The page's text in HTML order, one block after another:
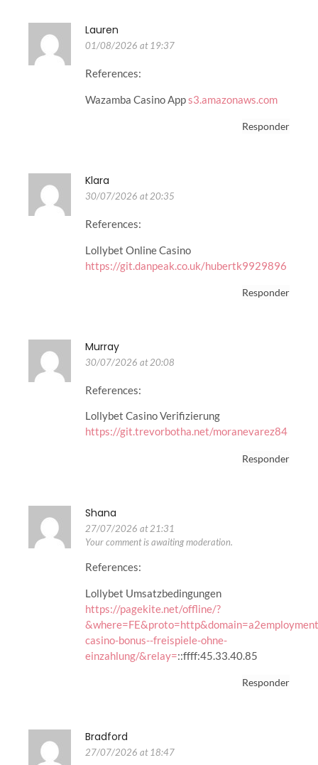
Lauren
01/08/2026 at 19:37
References:
Wazamba Casino Apps3.amazonaws.com
Responder
Klara
30/07/2026 at 20:35
References:
Lollybet Online Casino
https://git.danpeak.co.uk/hubertk9929896
Responder
Murray
30/07/2026 at 20:08
References:
Lollybet Casino Verifizierung
https://git.trevorbotha.net/moranevarez84
Responder
Shana
27/07/2026 at 21:31
Your comment is awaiting moderation.
References:
Lollybet Umsatzbedingungen
https://pagekite.net/offline/?
casino-bonus-️-freispiele-ohne-
einzahlung/&relay=::ffff:45.33.40.85
Responder
Bradford
27/07/2026 at 18:47